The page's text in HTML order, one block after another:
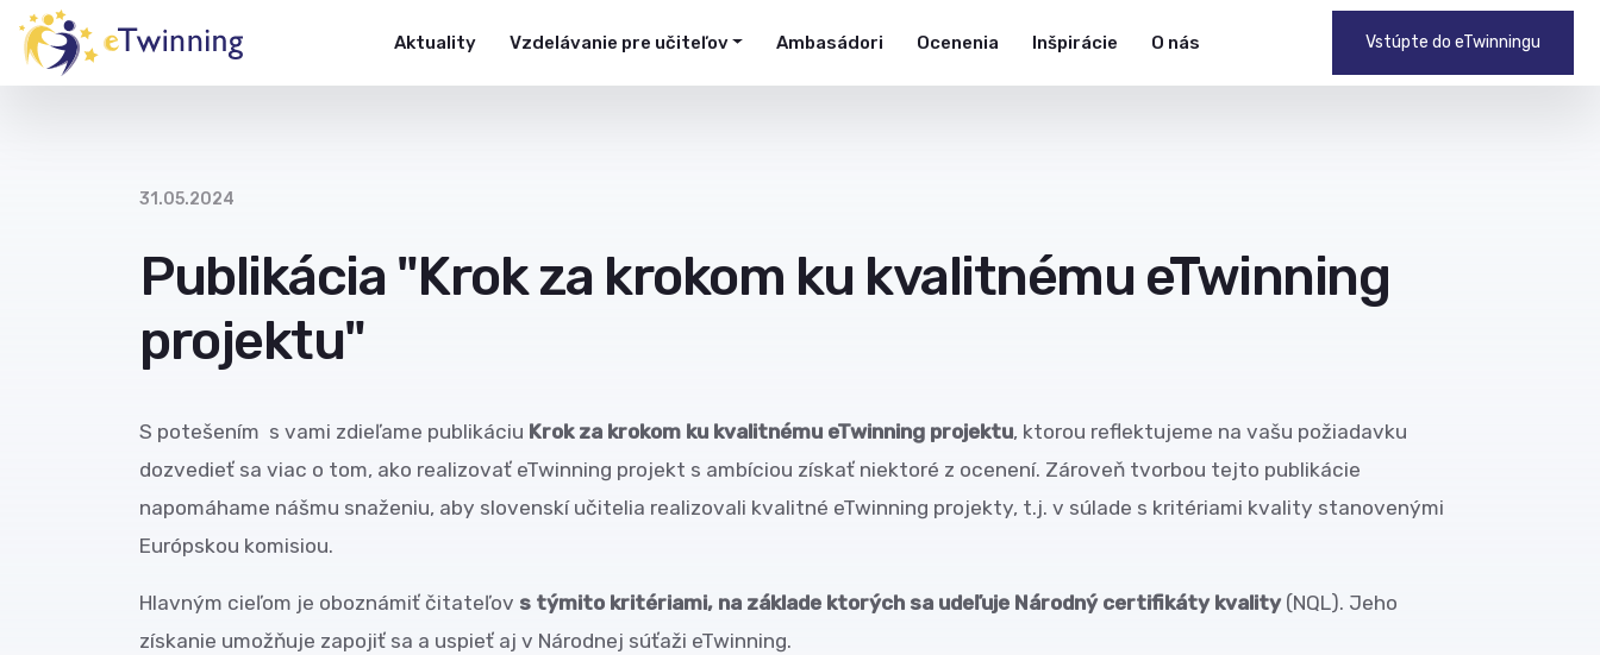
Aktuality Vzdelávanie pre učiteľov Ambasádori Ocenenia Inšpirácie O nás Vstúpte do eTwinningu
31.05.2024
Publikácia "Krok za krokom ku kvalitnému eTwinning
projektu"
S potešením s vami zdieľame publikáciu Krok za krokom ku kvalitnému eTwinning projektu, ktorou reflektujeme na vašu požiadavku
dozvedieť sa viac o tom, ako realizovať eTwinning projekt s ambíciou získať niektoré z ocenení. Zároveň tvorbou tejto publikácie
napomáhame nášmu snaženiu, aby slovenskí učitelia realizovali kvalitné eTwinning projekty, t.j. v súlade s kritériami kvality stanovenými
Európskou komisiou.
Hlavným cieľom je oboznámiť čitateľov s týmito kritériami, na základe ktorých sa udeľuje Národný certifikáty kvality (NQL). Jeho
získanie umožňuje zapojiť sa a uspieť aj v Národnej súťaži eTwinning.